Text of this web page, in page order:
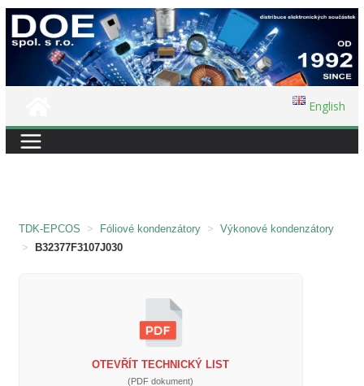
Přeskočit
na
English
TDK-EPCOS > Fóliové kondenzátory > Výkonové kondenzátory
> B32377F3107J030
OTEVŘÍT TECHNICKÝ LIST
(PDF dokument)